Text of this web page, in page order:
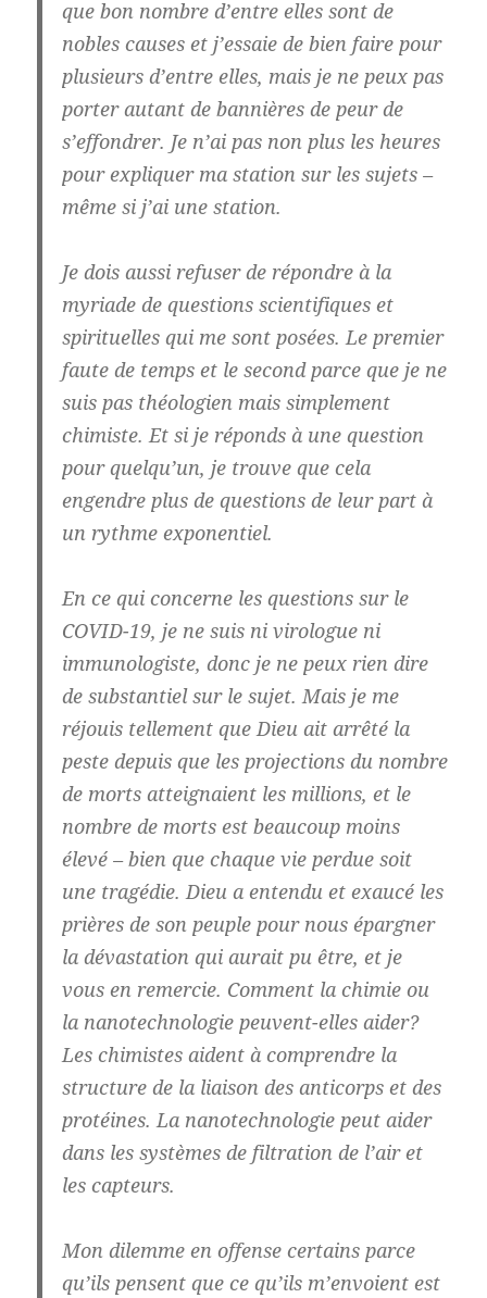
que bon nombre d’entre elles sont de
nobles causes et j’essaie de bien faire pour
plusieurs d’entre elles, mais je ne peux pas
porter autant de bannières de peur de
s’effondrer. Je n’ai pas non plus les heures
pour expliquer ma station sur les sujets –
même si j’ai une station.
Je dois aussi refuser de répondre à la
myriade de questions scientifiques et
spirituelles qui me sont posées. Le premier
faute de temps et le second parce que je ne
suis pas théologien mais simplement
chimiste. Et si je réponds à une question
pour quelqu’un, je trouve que cela
engendre plus de questions de leur part à
un rythme exponentiel.
En ce qui concerne les questions sur le
COVID-19, je ne suis ni virologue ni
immunologiste, donc je ne peux rien dire
de substantiel sur le sujet. Mais je me
réjouis tellement que Dieu ait arrêté la
peste depuis que les projections du nombre
de morts atteignaient les millions, et le
nombre de morts est beaucoup moins
élevé – bien que chaque vie perdue soit
une tragédie. Dieu a entendu et exaucé les
prières de son peuple pour nous épargner
la dévastation qui aurait pu être, et je
vous en remercie. Comment la chimie ou
la nanotechnologie peuvent-elles aider?
Les chimistes aident à comprendre la
structure de la liaison des anticorps et des
protéines. La nanotechnologie peut aider
dans les systèmes de filtration de l’air et
les capteurs.
Mon dilemme en offense certains parce
qu’ils pensent que ce qu’ils m’envoient est